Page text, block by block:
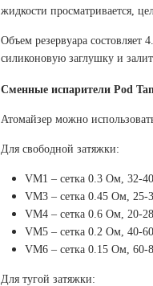
жидкости просматривается,
Объем резервуара состовляет
силиконовую заглушку и
Сменные испарители Pod
Атомайзер можно
Для свободной затяжки:
VM1 – сетка 0.3 Ом, 32-
VM3 – сетка 0.45 Ом, 25-
VM4 – сетка 0.6 Ом, 20-
VM5 – сетка 0.2 Ом, 40-
VM6 – сетка 0.15 Ом, 60-
Для тугой затяжки: